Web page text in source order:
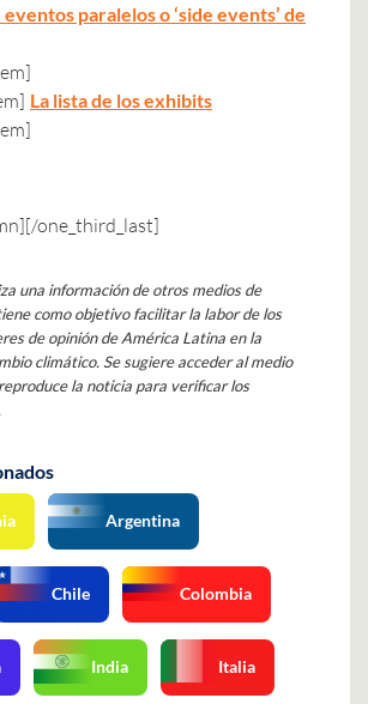
eventos paralelos o ‘side events’ de
La lista de los exhibits
one_third_last]
una información de otros medios de
como objetivo facilitar la labor de los
de opinión de América Latina en la
climático. Se sugiere acceder al medio
la noticia para verificar los
Argentina
Chile Colombia
India Italia